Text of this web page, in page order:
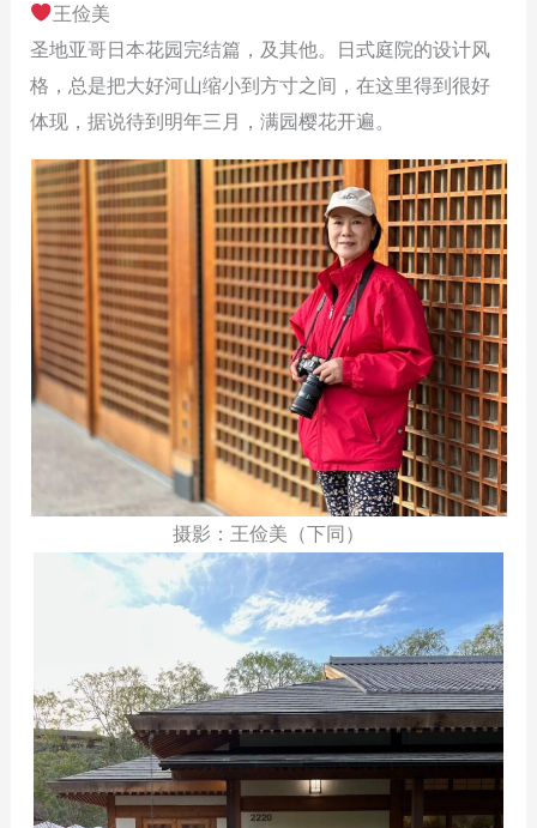
王俭美
圣地亚哥日本花园完结篇，及其他。日式庭院的设计风
格，总是把大好河山缩小到方寸之间，在这里得到很好
体现，据说待到明年三月，满园樱花开遍。
摄影：王俭美（下同）